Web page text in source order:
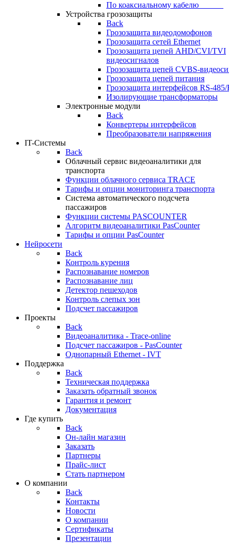
По коаксиальному кабелю⠀⠀⠀⠀
Устройства грозозащиты
Back
Грозозащита видеодомофонов
Грозозащита сетей Ethernet
Грозозащита цепей AHD/CVI/TVI
видеосигналов
Грозозащита цепей CVBS-
Грозозащита цепей питания
Грозозащита интерфейсов RS-485/
Изолирующие трансформаторы
Электронные модули
Back
Конвертеры интерфейсов
Преобразователи напряжения
IT-Системы
Back
Облачный сервис видеоаналитики для
транспорта
Функции облачного сервиса TRACE
Тарифы и опции мониторинга транспорта
Система автоматического подсчета
пассажиров
Функции системы PASCOUNTER
Алгоритм видеоаналитики PasCounter
Тарифы и опции PasCounter
Нейросети
Back
Контроль курения
Распознавание номеров
Распознавание лиц
Детектор пешеходов
Контроль слепых зон
Подсчет пассажиров
Проекты
Back
Видеоаналитика - Trace-online
Подсчет пассажиров - PasCounter
Однопарный Ethernet - IVT
Поддержка
Back
Техническая поддержка
Заказать обратный звонок
Гарантия и ремонт
Документация
Где купить
Back
Он-лайн магазин
Заказать
Партнеры
Прайс-лист
Стать партнером
О компании
Back
Контакты
Новости
О компании
Сертификаты
Презентации